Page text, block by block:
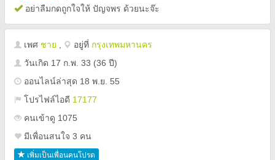
อย่าลืมกดถูกใจให้ ปัญจพร ด้วยนะจ๊ะ
เพศ ชาย อยู่ที่ กรุงเทพมหานคร
วันเกิด 17 ก.พ. 33 (36 ปี)
ออนไลน์ล่าสุด 18 พ.ย. 55
โปรไฟล์ไอดี 17177
คนเข้าดู 1075
มีเพื่อนสนใจ 3 คน
เพิ่มเป็นเพื่อนคนโปรด